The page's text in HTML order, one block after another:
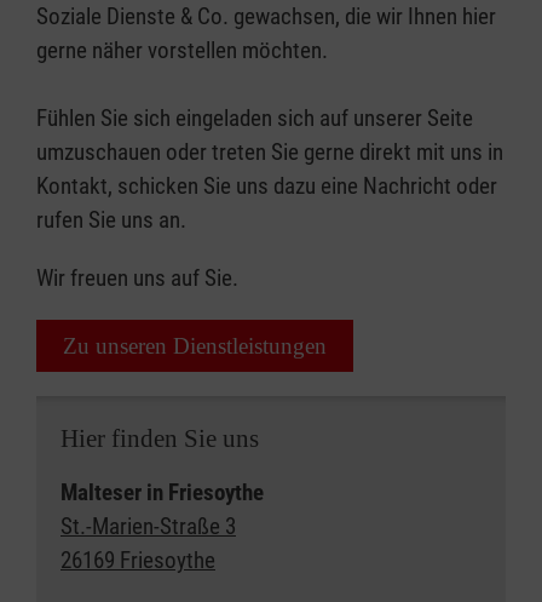
Soziale Dienste & Co. gewachsen, die wir Ihnen hier
gerne näher vorstellen möchten.
Fühlen Sie sich eingeladen sich auf unserer Seite
umzuschauen oder treten Sie gerne direkt mit uns in
Kontakt, schicken Sie uns dazu eine Nachricht oder
rufen Sie uns an.
Wir freuen uns auf Sie.
Zu unseren Dienstleistungen
Hier finden Sie uns
Malteser in Friesoythe
St.-Marien-Straße 3
26169 Friesoythe